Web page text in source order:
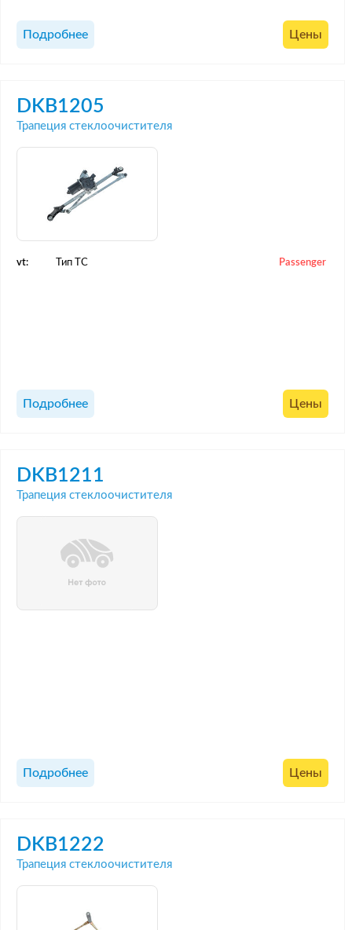
Подробнее Цены
DKB1205
Трапеция стеклоочистителя
vt: Тип ТС Passenger
Подробнее Цены
DKB1211
Трапеция стеклоочистителя
Подробнее Цены
DKB1222
Трапеция стеклоочистителя